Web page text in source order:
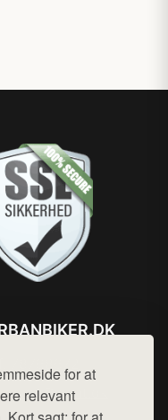
for at
relevant
hej@want.dk